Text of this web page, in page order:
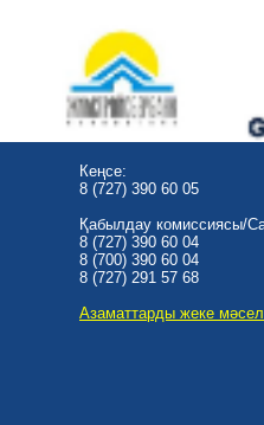
Кеңсе:
8 (727) 390 60 05
Қабылдау комиссиясы/
8 (727) 390 60 04
8 (700) 390 60 04
8 (727) 291 57 68
Азаматтарды жеке